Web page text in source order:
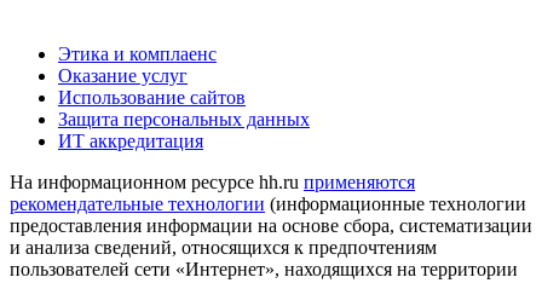
Этика и комплаенс
Оказание услуг
Использование сайтов
Защита персональных данных
ИТ аккредитация
На информационном ресурсе hh.ru применяются
рекомендательные технологии (информационные технологии
предоставления информации на основе сбора, систематизации
и анализа сведений, относящихся к предпочтениям
пользователей сети «Интернет», находящихся на территории